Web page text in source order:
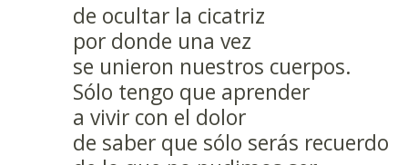
de ocultar la cicatriz
por donde una vez
se unieron nuestros cuerpos.
Sólo tengo que aprender
a vivir con el dolor
de saber que sólo serás recuerdo